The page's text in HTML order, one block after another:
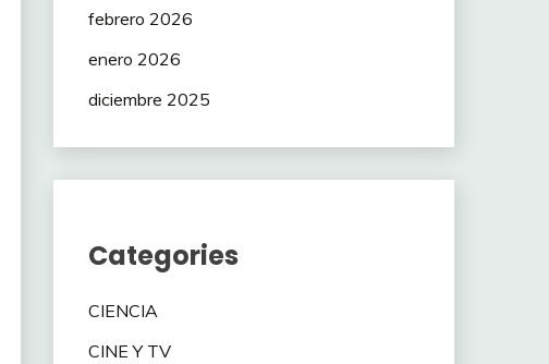
febrero 2026
enero 2026
diciembre 2025
Categories
CIENCIA
CINE Y TV